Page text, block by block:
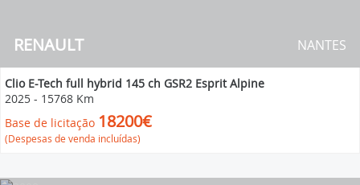
RENAULT NANTES
Clio E-Tech full hybrid 145 ch GSR2 Esprit Alpine
2025 - 15768 Km
Base de licitação 18200€
(Despesas de venda incluídas)